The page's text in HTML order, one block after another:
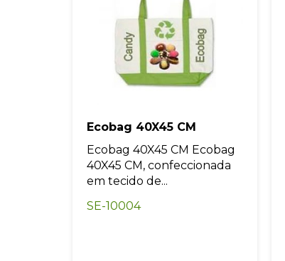
Ecobag 40X45 CM
Ecobag 40X45 CM Ecobag
40X45 CM, confeccionada
em tecido de...
SE-10004